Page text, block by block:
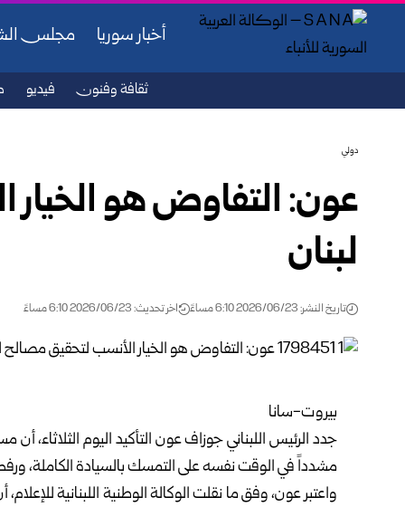
أخبار سوريا مجلس
ثقافة وفنون فيديو
دولي
عون: التفاوض هو
لبنان
تاريخ النشر: 2026/06/23 6:10 مساءً اخر تحديث: 2026/06/23 6:10 مساءً
بيروت-سانا
جدد الرئيس اللبنانيجوزاف عون التأكيد اليوم الثلاثاء، أن
مشدداً في الوقت نفسه على التمسك بالسيادة الكاملة،
واعتبر عون، وفق ما نقلت الوكالة الوطنية اللبنانية